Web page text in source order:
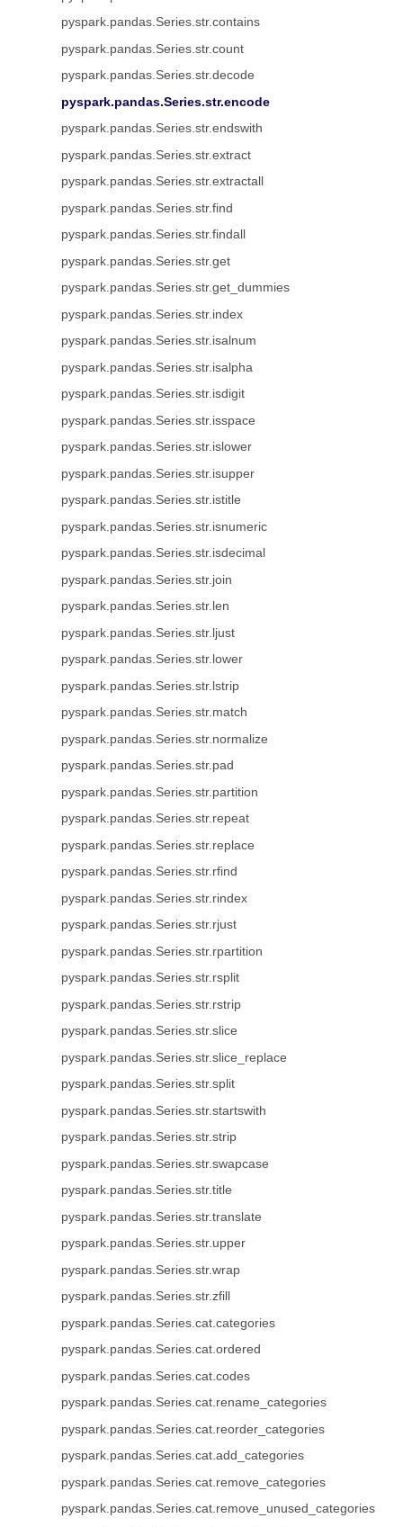
pyspark.pandas.Series.str.contains
pyspark.pandas.Series.str.count
pyspark.pandas.Series.str.decode
pyspark.pandas.Series.str.encode
pyspark.pandas.Series.str.endswith
pyspark.pandas.Series.str.extract
pyspark.pandas.Series.str.extractall
pyspark.pandas.Series.str.find
pyspark.pandas.Series.str.findall
pyspark.pandas.Series.str.get
pyspark.pandas.Series.str.get_dummies
pyspark.pandas.Series.str.index
pyspark.pandas.Series.str.isalnum
pyspark.pandas.Series.str.isalpha
pyspark.pandas.Series.str.isdigit
pyspark.pandas.Series.str.isspace
pyspark.pandas.Series.str.islower
pyspark.pandas.Series.str.isupper
pyspark.pandas.Series.str.istitle
pyspark.pandas.Series.str.isnumeric
pyspark.pandas.Series.str.isdecimal
pyspark.pandas.Series.str.join
pyspark.pandas.Series.str.len
pyspark.pandas.Series.str.ljust
pyspark.pandas.Series.str.lower
pyspark.pandas.Series.str.lstrip
pyspark.pandas.Series.str.match
pyspark.pandas.Series.str.normalize
pyspark.pandas.Series.str.pad
pyspark.pandas.Series.str.partition
pyspark.pandas.Series.str.repeat
pyspark.pandas.Series.str.replace
pyspark.pandas.Series.str.rfind
pyspark.pandas.Series.str.rindex
pyspark.pandas.Series.str.rjust
pyspark.pandas.Series.str.rpartition
pyspark.pandas.Series.str.rsplit
pyspark.pandas.Series.str.rstrip
pyspark.pandas.Series.str.slice
pyspark.pandas.Series.str.slice_replace
pyspark.pandas.Series.str.split
pyspark.pandas.Series.str.startswith
pyspark.pandas.Series.str.strip
pyspark.pandas.Series.str.swapcase
pyspark.pandas.Series.str.title
pyspark.pandas.Series.str.translate
pyspark.pandas.Series.str.upper
pyspark.pandas.Series.str.wrap
pyspark.pandas.Series.str.zfill
pyspark.pandas.Series.cat.categories
pyspark.pandas.Series.cat.ordered
pyspark.pandas.Series.cat.codes
pyspark.pandas.Series.cat.rename_categories
pyspark.pandas.Series.cat.reorder_categories
pyspark.pandas.Series.cat.add_categories
pyspark.pandas.Series.cat.remove_categories
pyspark.pandas.Series.cat.remove_unused_categories